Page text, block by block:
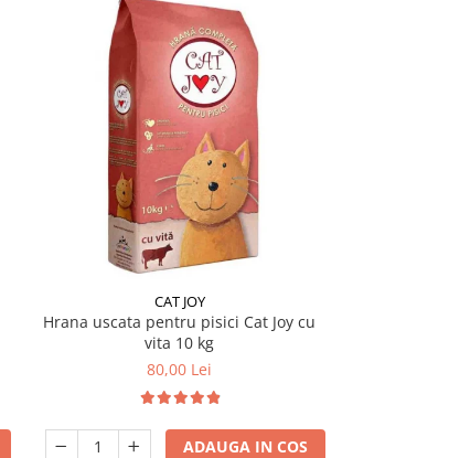
CAT JOY
Hrana uscata pentru pisici Cat Joy cu
vita 10 kg
80,00 Lei
ADAUGA IN COS